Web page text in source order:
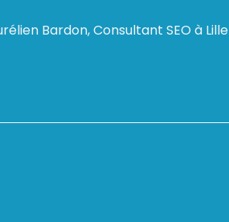
Bardon, Consultant SEO à Lille